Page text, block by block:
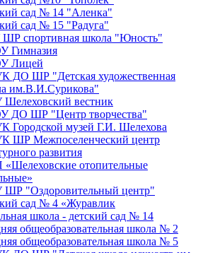
сад № 14 "Аленка"
сад № 15 "Радуга"
спортивная школа "Юность"
Гимназия
Лицей
ДО ШР "Детская художественная
им.В.И.Сурикова"
вестник
ДО ШР "Центр творчества"
Городской музей Г.И. Шелехова
ШР Межпоселенческий центр
развития
отопительные
"Оздоровительный центр"
сад № 4 «Журавлик
школа - детский сад № 14
общеобразовательная школа № 2
общеобразовательная школа № 5